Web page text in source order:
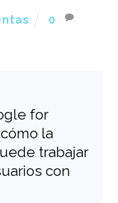
0
for
la
trabajar
con